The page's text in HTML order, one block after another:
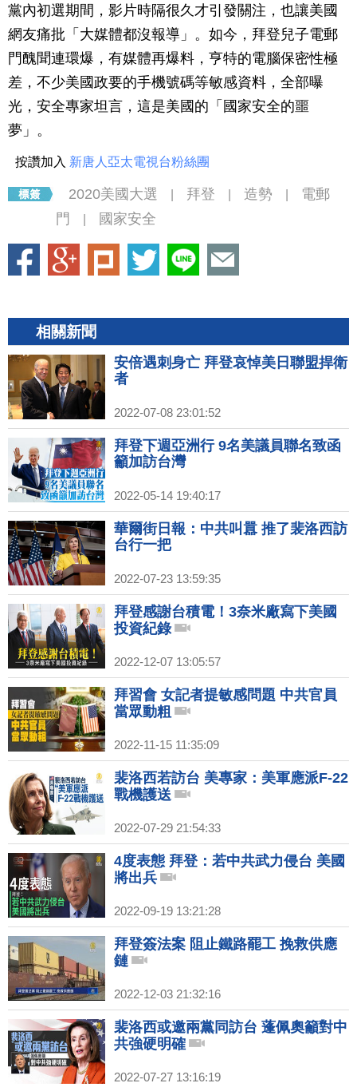
黨內初選期間，影片時隔很久才引發關注，也讓美國
網友痛批「大媒體都沒報導」。如今，拜登兒子電郵
門醜聞連環爆，有媒體再爆料，亨特的電腦保密性極
差，不少美國政要的手機號碼等敏感資料，全部曝
光，安全專家坦言，這是美國的「國家安全的噩
夢」。
按讚加入 新唐人亞太電視台粉絲團
2020美國大選 拜登 造勢
電郵
門
國家安全
相關新聞
安倍遇刺身亡 拜登哀悼美日聯盟捍衛
者
2022-07-08 23:01:52
拜登下週亞洲行 9名美議員聯名致函
籲加訪台灣
2022-05-14 19:40:17
華爾街日報：中共叫囂 推了裴洛西訪
台行一把
2022-07-23 13:59:35
拜登感謝台積電！3奈米廠寫下美國
投資紀錄
2022-12-07 13:05:57
拜習會 女記者提敏感問題 中共官員
當眾動粗
2022-11-15 11:35:09
裴洛西若訪台 美專家：美軍應派F-22
戰機護送
2022-07-29 21:54:33
4度表態 拜登：若中共武力侵台 美國
將出兵
2022-09-19 13:21:28
拜登簽法案 阻止鐵路罷工 挽救供應
鏈
2022-12-03 21:32:16
裴洛西或邀兩黨同訪台 蓬佩奧籲對中
共強硬明確
2022-07-27 13:16:19